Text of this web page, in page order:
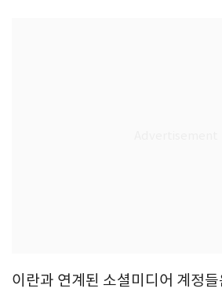
이란과 연계된 소셜미디어 계정